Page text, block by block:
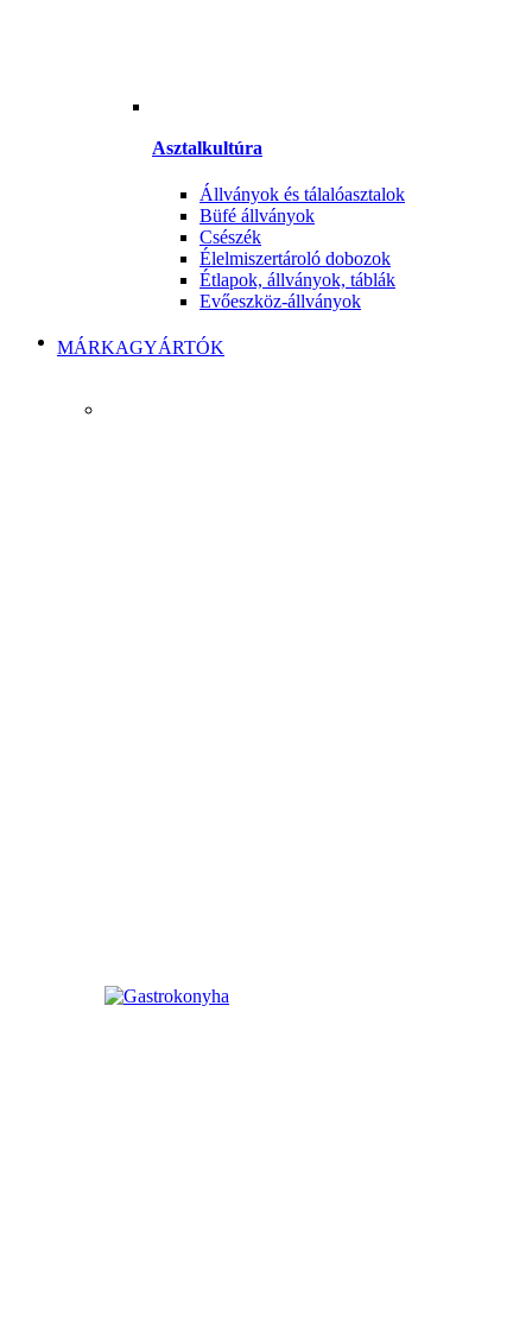
Asztalkultúra
Állványok és tálalóasztalok
Büfé állványok
Csészék
Élelmiszertároló dobozok
Étlapok, állványok, táblák
Evőeszköz-állványok
MÁRKAGYÁRTÓK